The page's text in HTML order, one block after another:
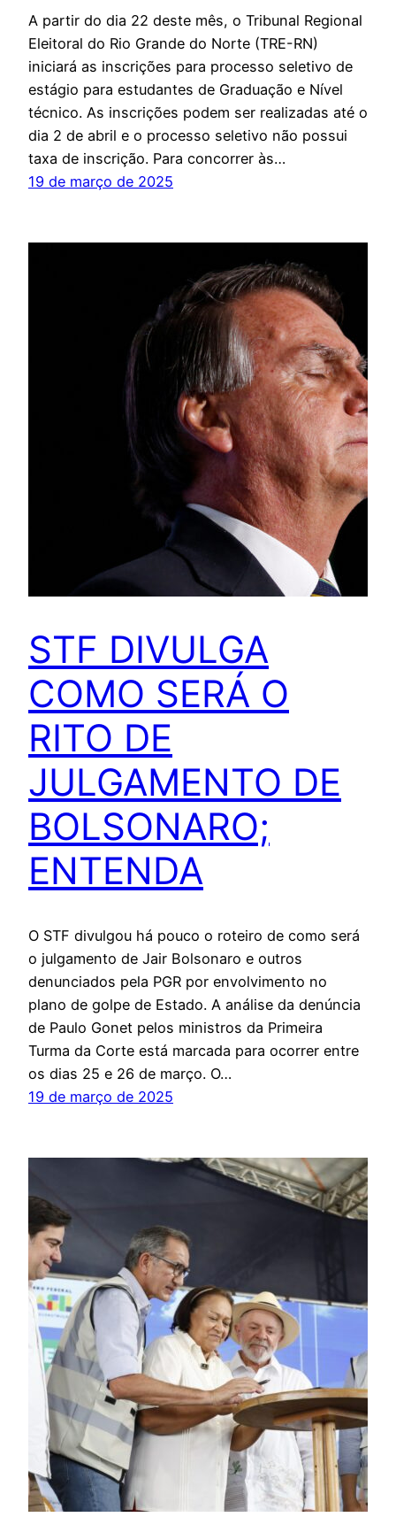
A partir do dia 22 deste mês, o Tribunal Regional
Eleitoral do Rio Grande do Norte (TRE-RN)
iniciará as inscrições para processo seletivo de
estágio para estudantes de Graduação e Nível
técnico. As inscrições podem ser realizadas até o
dia 2 de abril e o processo seletivo não possui
taxa de inscrição. Para concorrer às…
19 de março de 2025
STF DIVULGA
COMO SERÁ O
RITO DE
JULGAMENTO DE
BOLSONARO;
ENTENDA
O STF divulgou há pouco o roteiro de como será
o julgamento de Jair Bolsonaro e outros
denunciados pela PGR por envolvimento no
plano de golpe de Estado. A análise da denúncia
de Paulo Gonet pelos ministros da Primeira
Turma da Corte está marcada para ocorrer entre
os dias 25 e 26 de março. O…
19 de março de 2025